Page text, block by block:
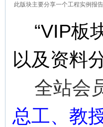
此版块主要分享一个工程实例报
“VIP板
以及资料
全站会
总工、教